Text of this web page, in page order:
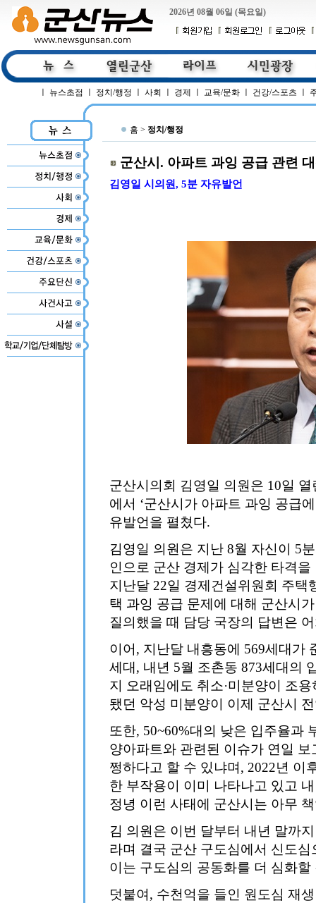
2026년 08월 06일 (목요일)
뉴스초점 정치/행정 사회 경제 교육/문화 건강/스포츠
홈 > 정치/행정
군산시. 아파트 과잉 공급 관련
김영일 시의원, 5분 자유발언
군산시의회 김영일 의원은 10일
에서 ‘군산시가 아파트 과잉 공급
유발언을 펼쳤다.
김영일 의원은 지난 8월 자신이 5
인으로 군산 경제가 심각한 타격
지난달 22일 경제건설위원회 주택
택 과잉 공급 문제에 대해 군산시
질의했을 때 담당 국장의 답변은
이어, 지난달 내흥동에 569세대가
세대, 내년 5월 조촌동 873세대의
지 오래임에도 취소·미분양이 조
됐던 악성 미분양이 이제 군산시
또한, 50~60%대의 낮은 입주율과
양아파트와 관련된 이슈가 연일
쩡하다고 할 수 있냐며, 2022년 이
한 부작용이 이미 나타나고 있고
정녕 이런 사태에 군산시는 아무
김 의원은 이번 달부터 내년 말까
라며 결국 군산 구도심에서 신도
이는 구도심의 공동화를 더 심화
덧붙여, 수천억을 들인 원도심 재